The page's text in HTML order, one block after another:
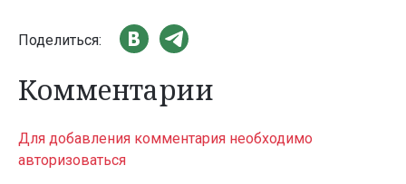
Поделиться:
Комментарии
Для добавления комментария необходимо
авторизоваться